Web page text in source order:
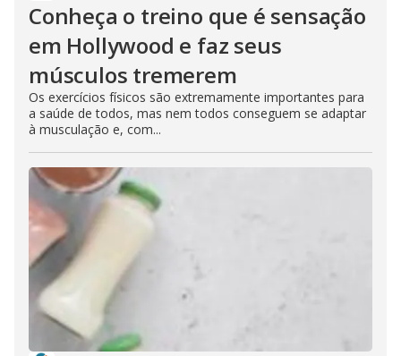
Conheça o treino que é sensação
em Hollywood e faz seus
músculos tremerem
Os exercícios físicos são extremamente importantes para
a saúde de todos, mas nem todos conseguem se adaptar
à musculação e, com...